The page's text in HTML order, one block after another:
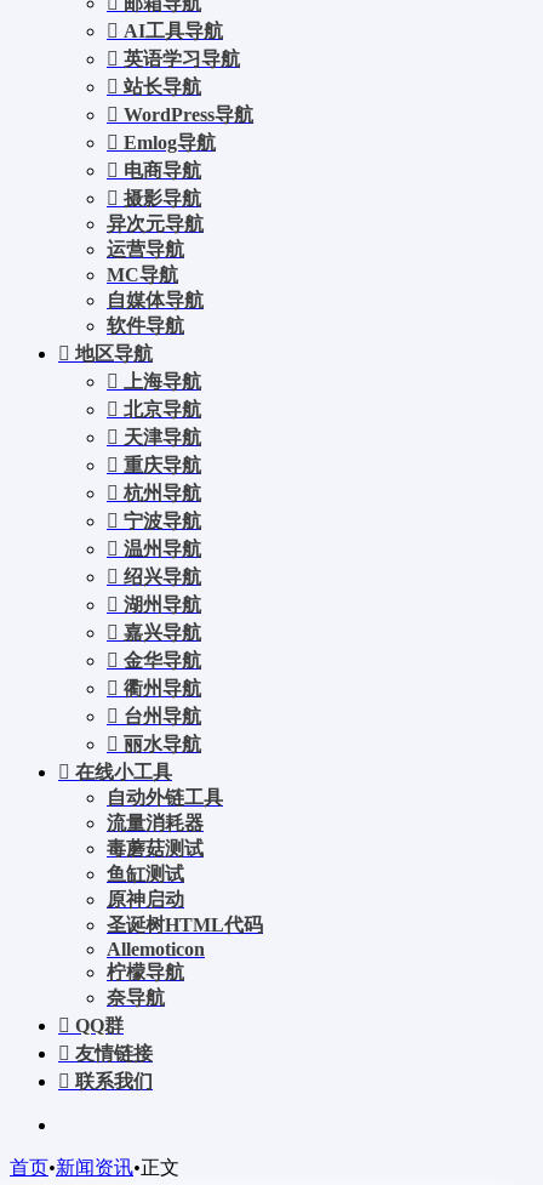
AI工具导航
英语学习导航
站长导航
WordPress导航
Emlog导航
电商导航
摄影导航
异次元导航
运营导航
MC导航
自媒体导航
软件导航
地区导航
上海导航
北京导航
天津导航
重庆导航
杭州导航
宁波导航
温州导航
绍兴导航
湖州导航
嘉兴导航
金华导航
衢州导航
台州导航
丽水导航
在线小工具
自动外链工具
流量消耗器
毒蘑菇测试
鱼缸测试
原神启动
圣诞树HTML代码
Allemoticon
柠檬导航
奈导航
QQ群
友情链接
联系我们
首页•新闻资讯•正文